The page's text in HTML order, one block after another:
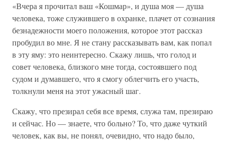
«Вчера я прочитал ваш «Кошмар», и душа моя — душа
человека, тоже служившего в охранке, плачет от сознания
безнадежности моего положения, которое этот рассказ
пробудил во мне. Я не стану рассказывать вам, как попал
в эту яму: это неинтересно. Скажу лишь, что голод и
совет человека, близкого мне тогда, состоявшего под
судом и думавшего, что я смогу облегчить его участь,
толкнули меня на этот ужасный шаг.
Скажу, что презирал себя все время, служа там, презираю
и сейчас. Но — знаете, что больно? То, что даже чуткий
человек, как вы, не понял, очевидно, что надо было,